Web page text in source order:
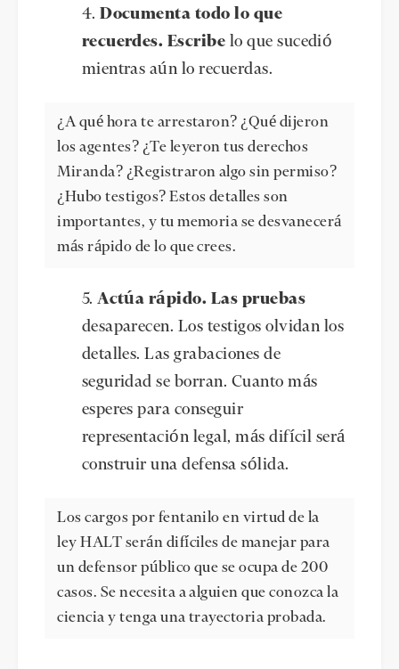
Documenta todo lo que
recuerdes. Escribe lo que sucedió
mientras aún lo recuerdas.
¿A qué hora te arrestaron? ¿Qué dijeron
los agentes? ¿Te leyeron tus derechos
Miranda? ¿Registraron algo sin permiso?
¿Hubo testigos? Estos detalles son
importantes, y tu memoria se desvanecerá
más rápido de lo que crees.
Actúa rápido. Las pruebas
desaparecen. Los testigos olvidan los
detalles. Las grabaciones de
seguridad se borran. Cuanto más
esperes para conseguir
representación legal, más difícil será
construir una defensa sólida.
Los cargos por fentanilo en virtud de la
ley HALT serán difíciles de manejar para
un defensor público que se ocupa de 200
casos. Se necesita a alguien que conozca la
ciencia y tenga una trayectoria probada.